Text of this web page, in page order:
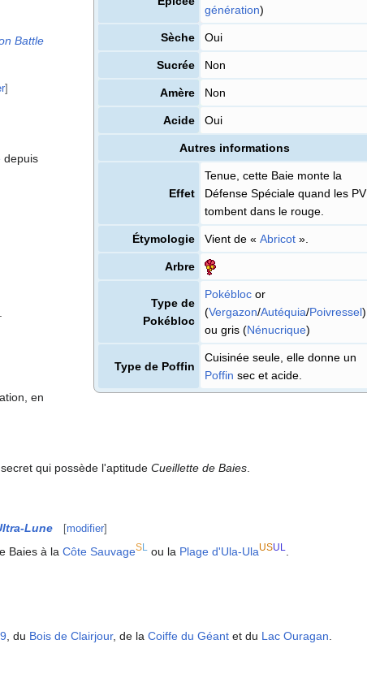
génération)
Sèche Oui
Sucrée Non
Amère Non
Acide Oui
Autres informations
Effet
Tenue, cette Baie monte la
Défense Spéciale quand les PV
tombent dans le rouge.
Étymologie Vient de « Abricot ».
Arbre
Type de
Pokébloc
Pokébloc or
(Vergazon/Autéquia/Poivressel)
ou gris (Nénucrique)
Type de Poffin
Cuisinée seule, elle donne un
Poffin sec et acide.
Battle
]
depuis
en
secret qui possède l'aptitude Cueillette de Baies
Lune [modifier]
Baies à la Côte SauvageSL ou la Plage d'Ula-UlaUSUL.
, du Bois de Clairjour, de la Coiffe du Géant et du Lac Ouragan